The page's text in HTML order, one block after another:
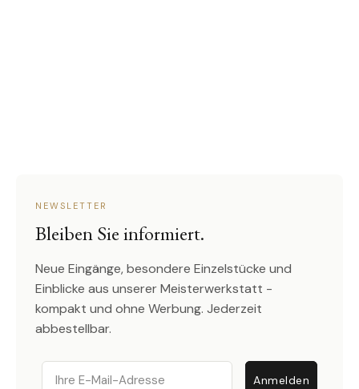
NEWSLETTER
Bleiben Sie informiert.
Neue Eingänge, besondere Einzelstücke und
Einblicke aus unserer Meisterwerkstatt -
kompakt und ohne Werbung. Jederzeit
abbestellbar.
Email
Anmelden